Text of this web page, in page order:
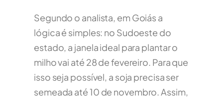
Segundo o analista, em Goiás a
lógica é simples: no Sudoeste do
estado, a janela ideal para plantar o
milho vai até 28 de fevereiro. Para que
isso seja possível, a soja precisa ser
semeada até 10 de novembro. Assim,